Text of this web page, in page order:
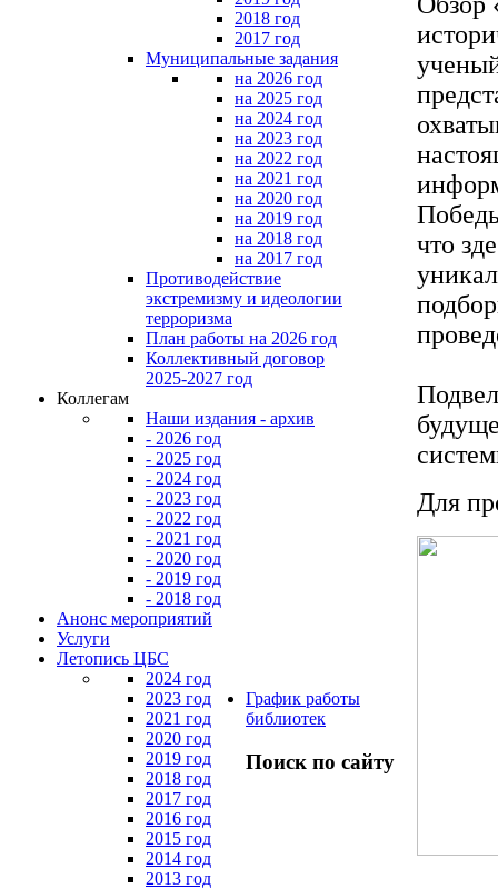
2018 год
2017 год
Муниципальные задания
на 2026 год
на 2025 год
на 2024 год
на 2023 год
на 2022 год
на 2021 год
на 2020 год
на 2019 год
на 2018 год
на 2017 год
Противодействие
экстремизму и идеологии
терроризма
План работы на 2026 год
Коллективный договор
2025-2027 год
Коллегам
Наши издания - архив
- 2026 год
- 2025 год
- 2024 год
- 2023 год
- 2022 год
- 2021 год
- 2020 год
- 2019 год
- 2018 год
Анонс мероприятий
Услуги
Летопись ЦБС
2024 год
2023 год
2021 год
2020 год
2019 год
2018 год
2017 год
2016 год
2015 год
2014 год
2013 год
График работы
библиотек
Поиск по сайту
что
Для